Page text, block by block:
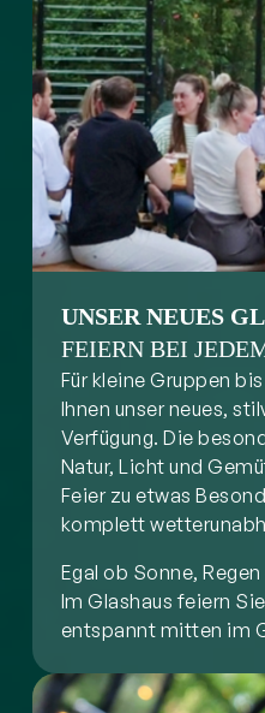
UNSER NEUES
FEIERN BEI
Für kleine Gruppen
Ihnen unser neues,
Verfügung. Die
Natur, Licht und
Feier zu etwas
komplett
Egal ob Sonne,
Im Glashaus feiern
entspannt mitten im